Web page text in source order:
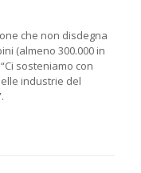
che non disdegna
(almeno 300.000 in
sosteniamo con
industrie del